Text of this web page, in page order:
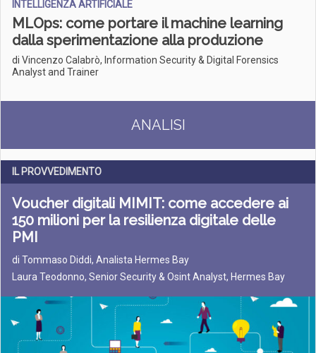
INTELLIGENZA ARTIFICIALE
MLOps: come portare il machine learning
dalla sperimentazione alla produzione
di Vincenzo Calabrò, Information Security & Digital Forensics
Analyst and Trainer
ANALISI
IL PROVVEDIMENTO
Voucher digitali MIMIT: come accedere ai
150 milioni per la resilienza digitale delle
PMI
di Tommaso Diddi, Analista Hermes Bay
Laura Teodonno, Senior Security & Osint Analyst, Hermes Bay